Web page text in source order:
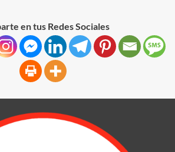
en tus Redes Sociales